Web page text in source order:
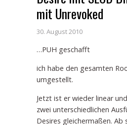
mit Unrevoked
30. August 2010
…PUH geschafft
ich habe den gesamten
umgestellt.
Jetzt ist er wieder linear
zwei unterschiedlichen
Desires gleichermaßen. Ab